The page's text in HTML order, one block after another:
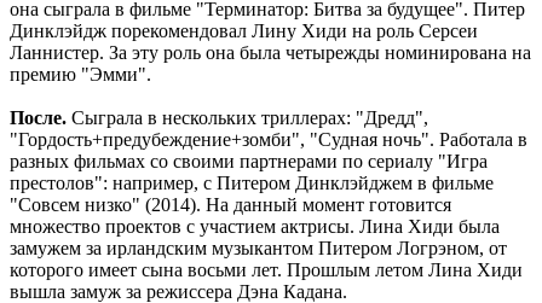
она сыграла в фильме "Терминатор: Битва за будущее". Питер
Динклэйдж порекомендовал Лину Хиди на роль Серсеи
Ланнистер. За эту роль она была четырежды номинирована на
премию "Эмми".
После. Сыграла в нескольких триллерах: "Дредд",
"Гордость+предубеждение+зомби", "Судная ночь". Работала в
разных фильмах со своими партнерами по сериалу "Игра
престолов": например, с Питером Динклэйджем в фильме
"Совсем низко" (2014). На данный момент готовится
множество проектов с участием актрисы. Лина Хиди была
замужем за ирландским музыкантом Питером Логрэном, от
которого имеет сына восьми лет. Прошлым летом Лина Хиди
вышла замуж за режиссера Дэна Кадана.